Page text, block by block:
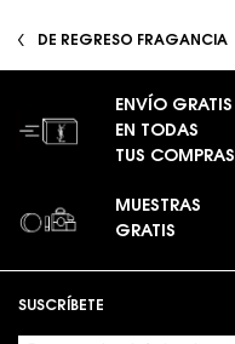
DE REGRESO FRAGANCIA
ENVÍO GRATIS
EN TODAS
TUS COMPRAS
MUESTRAS
GRATIS
SUSCRÍBETE